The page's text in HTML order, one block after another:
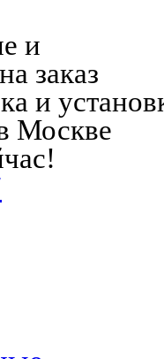
и
заказ
и
Москве